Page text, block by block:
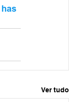
has
Ver tudo